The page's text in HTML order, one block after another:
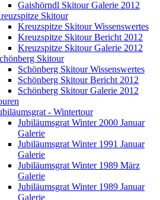
Gaishörndl Skitour Galerie 2012
Skitour
Kreuzspitze Skitour Wissenswertes
Kreuzspitze Skitour Bericht 2012
Kreuzspitze Skitour Galerie 2012
Skitour
Schönberg Skitour Wissenswertes
Schönberg Skitour Bericht 2012
Schönberg Skitour Galerie 2012
- Wintertour
Jubiläumsgrat Winter 2000 Januar
Galerie
Jubiläumsgrat Winter 1991 Januar
Galerie
Jubiläumsgrat Winter 1989 März
Galerie
Jubiläumsgrat Winter 1989 Januar
Galerie